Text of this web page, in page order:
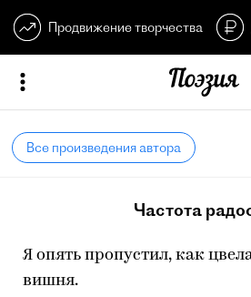
Продвижение творчества
Все произведения автора
Частота
Я опять пропустил, как
вишня.